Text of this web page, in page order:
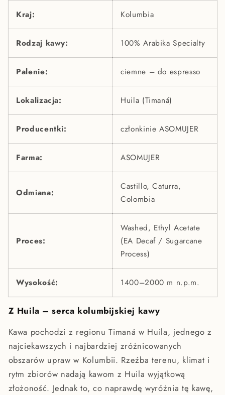
Kraj: Kolumbia
Rodzaj kawy: 100% Arabika Specialty
Palenie: ciemne – do espresso
Lokalizacja: Huila (Timaná)
Producentki: członkinie ASOMUJER
Farma: ASOMUJER
Odmiana:
Castillo, Caturra,
Colombia
Proces:
Washed, Ethyl Acetate
(EA Decaf / Sugarcane
Process)
Wysokość: 1400–2000 m n.p.m.
Z Huila – serca kolumbijskiej kawy
Kawa pochodzi z regionu Timaná w Huila, jednego z
najciekawszych i najbardziej zróżnicowanych
obszarów upraw w Kolumbii. Rzeźba terenu, klimat i
rytm zbiorów nadają kawom z Huila wyjątkową
złożoność. Jednak to, co naprawdę wyróżnia tę kawę,